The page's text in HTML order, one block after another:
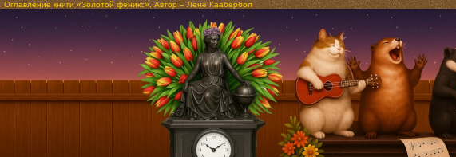
Оглавление книги «Золотой феникс». Автор – Лене Каабербол